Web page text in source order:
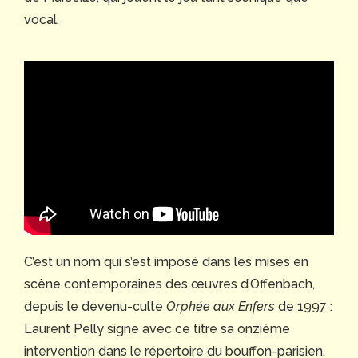
vocal.
C’est un nom qui s’est imposé dans les mises en
scène contemporaines des œuvres d’Offenbach,
depuis le devenu-culte Orphée aux Enfers de 1997 :
Laurent Pelly signe avec ce titre sa onzième
intervention dans le répertoire du bouffon-parisien.